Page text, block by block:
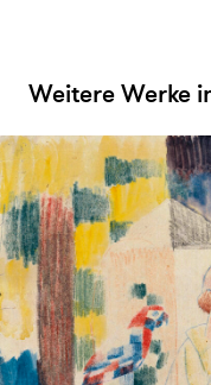
Weitere Werke